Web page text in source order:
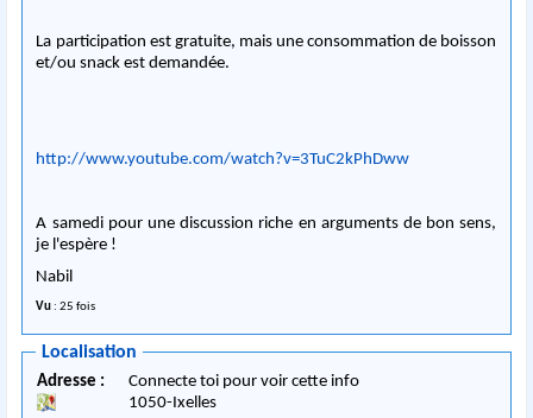
La participation est gratuite, mais une consommation de boisson
et/ou snack est demandée.
http://www.youtube.com/watch?v=3TuC2kPhDww
A samedi pour une discussion riche en arguments de bon sens,
je l'espère !
Nabil
Vu : 25 fois
Localisation
Adresse :
Connecte toi pour voir cette info
1050-Ixelles